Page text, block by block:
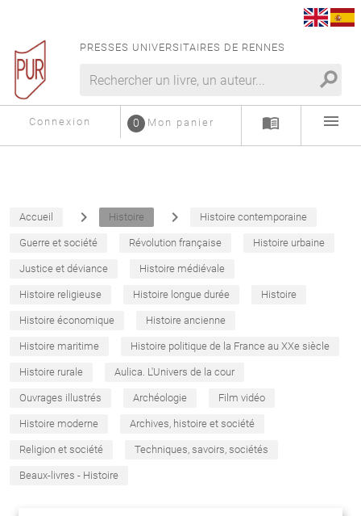
PRESSES UNIVERSITAIRES DE RENNES
search
Connexion Mon panier
0 menu_book menu
Accueil navigate_next Histoire navigate_next Histoire contemporaine
Guerre et société Révolution française Histoire urbaine
Justice et déviance Histoire médiévale
Histoire religieuse Histoire longue durée Histoire
Histoire économique Histoire ancienne
Histoire maritime Histoire politique de la France au XXe siècle
Histoire rurale Aulica. L'Univers de la cour
Ouvrages illustrés Archéologie Film vidéo
Histoire moderne Archives, histoire et société
Religion et société Techniques, savoirs, sociétés
Beaux-livres - Histoire